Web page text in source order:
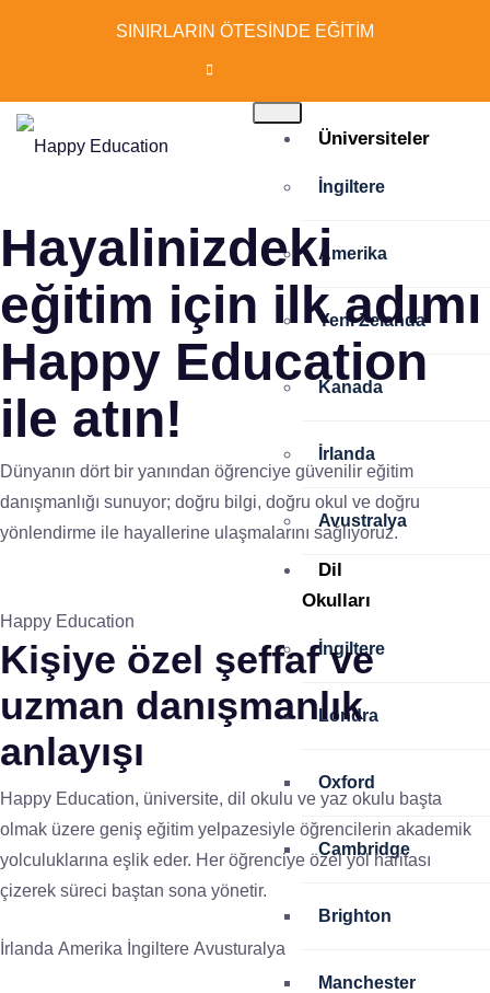
SINIRLARIN ÖTESİNDE EĞİTİM
Üniversiteler
İngiltere
Amerika
Yeni Zelanda
Kanada
İrlanda
Avustralya
Dil
Okulları
İngiltere
Londra
Oxford
Cambridge
Brighton
Manchester
Hayalinizdeki
eğitim için ilk adımı
Happy Education
ile atın!
Dünyanın dört bir yanından öğrenciye güvenilir eğitim
danışmanlığı sunuyor; doğru bilgi, doğru okul ve doğru
yönlendirme ile hayallerine ulaşmalarını sağlıyoruz.
Happy Education
Kişiye özel şeffaf ve
uzman danışmanlık
anlayışı
Happy Education, üniversite, dil okulu ve yaz okulu başta
olmak üzere geniş eğitim yelpazesiyle öğrencilerin akademik
yolculuklarına eşlik eder. Her öğrenciye özel yol haritası
çizerek süreci baştan sona yönetir.
İrlanda Amerika İngiltere Avusturalya